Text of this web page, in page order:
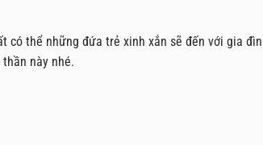
có thể những đứa trẻ xinh xắn sẽ đến với gia
này nhé.